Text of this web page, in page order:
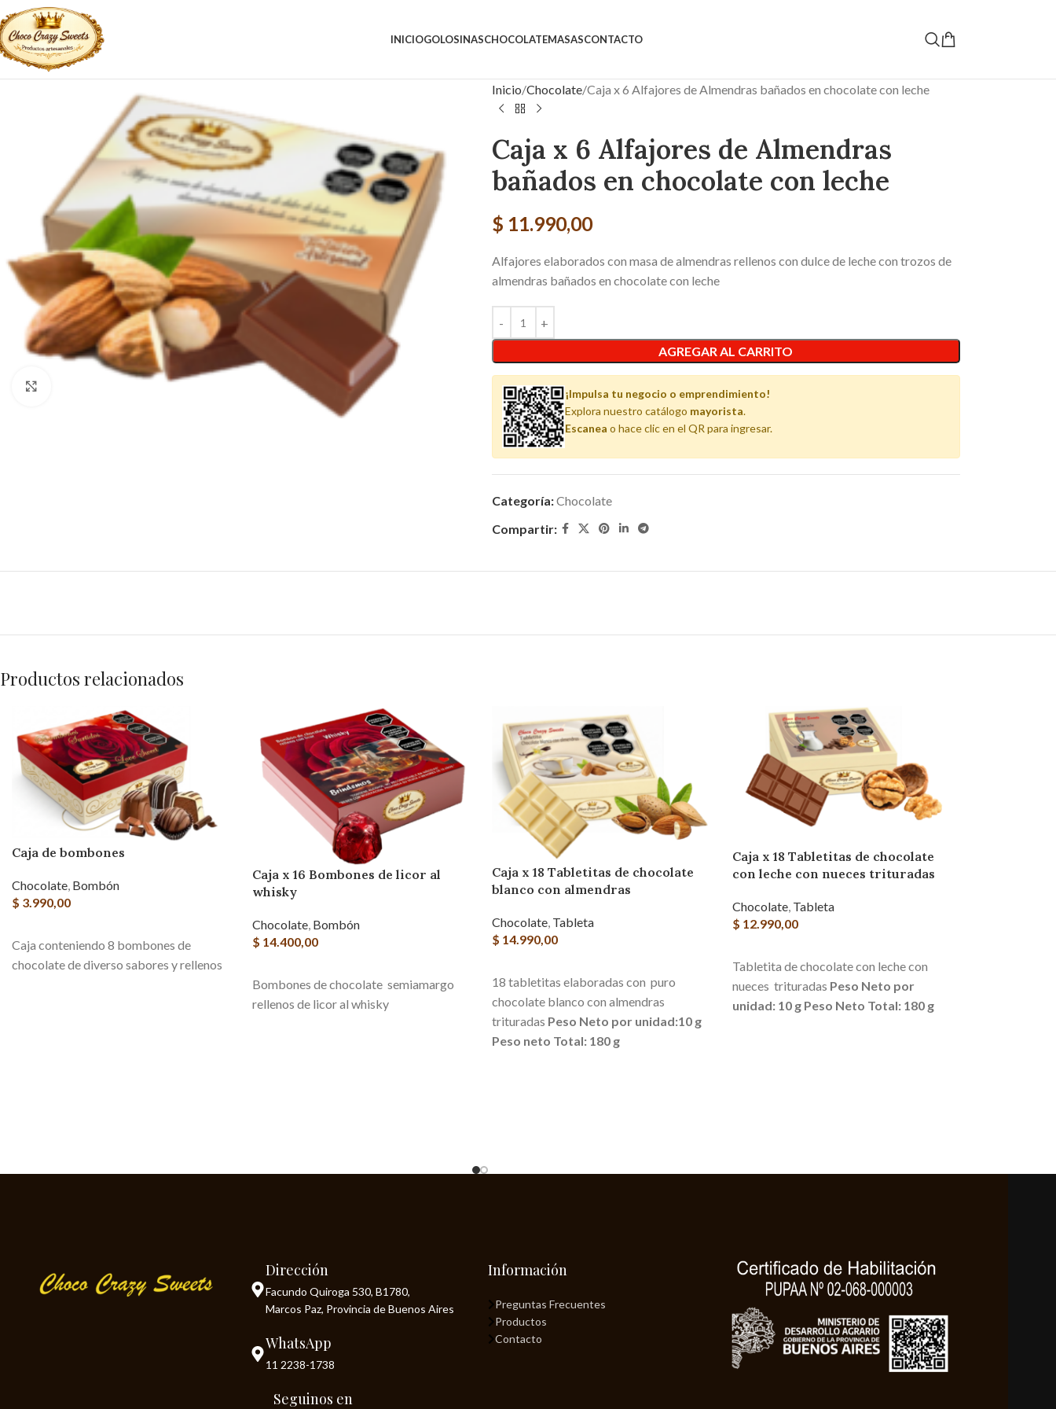
INICIOGOLOSINASCHOCOLATEMASASCONTACTO
Inicio Chocolate Caja x 6 Alfajores de Almendras bañados en chocolate con leche
Caja x 6 Alfajores de Almendras
bañados en chocolate con leche
$ 11.990,00
Alfajores elaborados con masa de almendras rellenos con dulce de leche con trozos de
almendras bañados en chocolate con leche
AGREGAR AL CARRITO
¡Impulsa tu negocio o emprendimiento!
Explora nuestro catálogo mayorista.
Escanea o hace clic en el QR para ingresar.
Categoría:Chocolate
Compartir:
Productos relacionados
Caja de bombones
Chocolate, Bombón
$ 3.990,00
Caja conteniendo 8 bombones de
chocolate de diverso sabores y rellenos
Caja x 16 Bombones de licor al
whisky
Chocolate, Bombón
$ 14.400,00
Bombones de chocolate semiamargo
rellenos de licor al whisky
Caja x 18 Tabletitas de chocolate
blanco con almendras
Chocolate Tableta
$ 14.990,00
18 tabletitas elaboradas con puro
chocolate blanco con almendras
trituradas Peso Neto por unidad:10 g
Peso neto Total: 180 g
Caja x 18 Tabletitas de chocolate
con leche con nueces trituradas
Chocolate, Tableta
$ 12.990,00
Tabletita de chocolate con leche con
nueces trituradas Peso Neto por
unidad: 10 g Peso Neto Total: 180 g
Dirección
Facundo Quiroga 530, B1780,
Marcos Paz, Provincia de Buenos Aires
WhatsApp
11 2238-1738
Seguinos en
Información
Preguntas Frecuentes
Productos
Contacto